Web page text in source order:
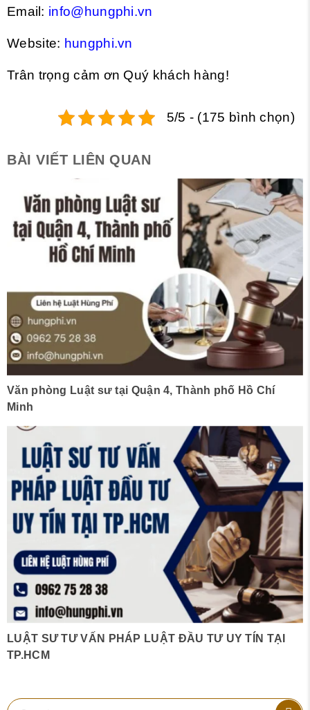
Email: info@hungphi.vn
Website: hungphi.vn
Trân trọng cảm ơn Quý khách hàng!
5/5 - (175 bình chọn)
BÀI VIẾT LIÊN QUAN
Văn phòng Luật sư tại Quận 4, Thành phố Hồ Chí
Minh
LUẬT SƯ TƯ VẤN PHÁP LUẬT ĐẦU TƯ UY TÍN TẠI
TP.HCM